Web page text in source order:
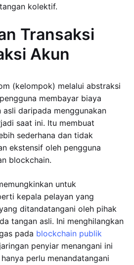
kolektif.
Transaksi
Akun
(kelompok) melalui abstraksi
membayar biaya
daripada menggunakan
saat ini. Itu membuat
sederhana dan tidak
ekstensif oleh pengguna
blockchain.
untuk
kepala pelayan yang
ditandatangani oleh pihak
tangan asli. Ini menghilangkan
pada blockchain publik
penyiar menangani ini
perlu menandatangani